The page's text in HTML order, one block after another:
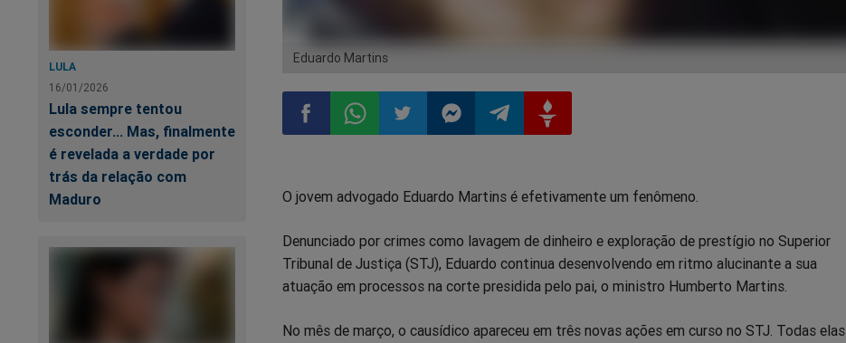
LULA
16/01/2026
Lula sempre tentou
esconder... Mas, finalmente
é revelada a verdade por
trás da relação com
Maduro
Eduardo Martins
no
Facebook
no
Whatsapp
no
Twitter
no
Messenger
no
Telegram
no
Gettr
O jovem advogado Eduardo Martins é efetivamente um fenômeno.
Denunciado por crimes como lavagem de dinheiro e exploração de prestígio no Superior
Tribunal de Justiça (STJ), Eduardo continua desenvolvendo em ritmo alucinante a sua
atuação em processos na corte presidida pelo pai, o ministro Humberto Martins.
No mês de março, o causídico apareceu em três novas ações em curso no STJ. Todas elas